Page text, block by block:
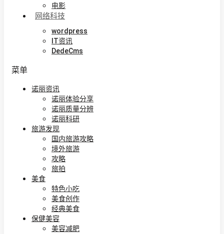
电影
网络科技
wordpress
IT资讯
DedeCms
菜单
诺丽资讯
诺丽体验分享
诺丽质量分辨
诺丽科研
旅游发现
国内旅游攻略
境外旅游
攻略
旅拍
美食
特色小吃
美食创作
经典美食
保健美容
美容减肥